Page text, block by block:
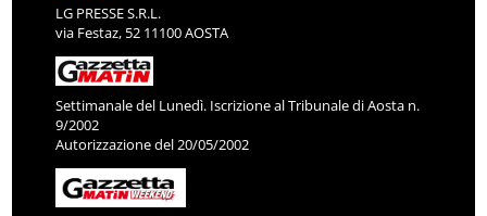
LG PRESSE S.R.L.
via Festaz, 52 11100 AOSTA
Settimanale del Lunedì. Iscrizione al Tribunale di Aosta n.
9/2002
Autorizzazione del 20/05/2002